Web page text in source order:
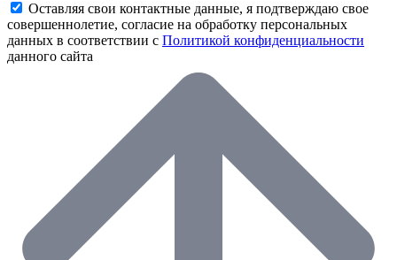
Оставляя свои контактные данные, я подтверждаю свое
совершеннолетие, согласие на обработку персональных
данных в соответствии с Политикой конфиденциальности
данного сайта